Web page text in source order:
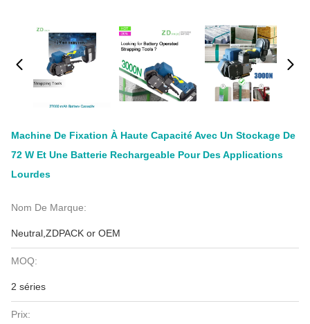
Machine De Fixation À Haute Capacité Avec Un Stockage De
72 W Et Une Batterie Rechargeable Pour Des Applications
Lourdes
Nom De Marque:
Neutral,ZDPACK or OEM
MOQ:
2 séries
Prix: